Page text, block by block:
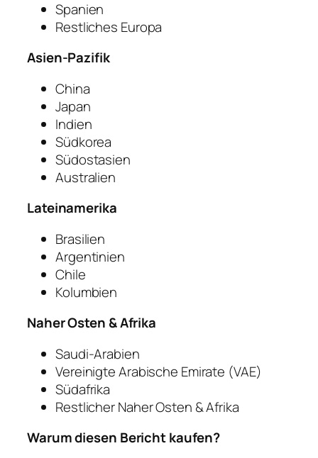
Spanien
Restliches Europa
Asien-Pazifik
China
Japan
Indien
Südkorea
Südostasien
Australien
Lateinamerika
Brasilien
Argentinien
Chile
Kolumbien
Naher Osten & Afrika
Saudi-Arabien
Vereinigte Arabische Emirate (VAE)
Südafrika
Restlicher Naher Osten & Afrika
Warum diesen Bericht kaufen?